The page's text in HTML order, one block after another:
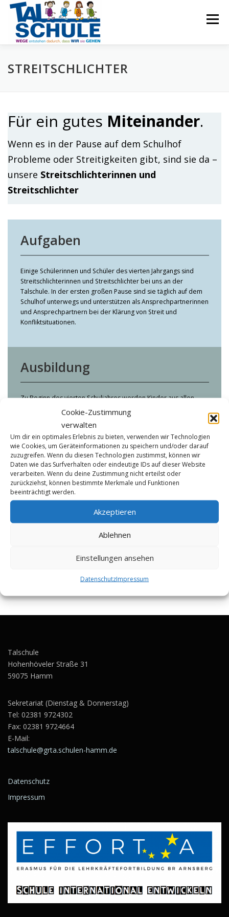
Cookie-Zustimmung
verwalten
Um dir ein optimales Erlebnis zu bieten, verwenden wir Technologien
wie Cookies, um Geräteinformationen zu speichern und/oder darauf
zuzugreifen. Wenn du diesen Technologien zustimmst, können wir
Daten wie das Surfverhalten oder eindeutige IDs auf dieser Website
verarbeiten. Wenn du deine Zustimmung nicht erteilst oder
zurückziehst, können bestimmte Merkmale und Funktionen
beeinträchtigt werden.
Akzeptieren
Ablehnen
Einstellungen ansehen
DatenschutzImpressum
Zum
springen
Menü
Start Schulprofil Schulleben
STREITSCHLICHTER
Für ein gutes Miteinander.
Wenn es in der Pause auf dem Schulhof
Probleme oder Streitigkeiten gibt, sind sie da –
unsere Streitschlichterinnen und
Streitschlichter
Aufgaben
Einige Schülerinnen und Schüler des vierten Jahrgangs sind
Streitschlichterinnen und Streitschlichter bei uns an der
Talschule. In der ersten großen Pause sind sie täglich auf dem
Schulhof unterwegs und unterstützen als Ansprechpartnerinnen
und Ansprechpartnern bei der Klärung von Streit und
Konfliktsituationen.
Ausbildung
Zu Beginn des vierten Schuljahres werden Kinder aus allen
vierten Klassen eng von unserer Schulsozialarbeiterin und
einigen Inklusionsfachkräften über mehrere Wochen hinweg zu
Streitlichterinnen und Streitschlichtern ausgebildet.
Durch theoretische Bestandteile, praktische Übungen und
Rollenspiele werden die Kinder auf die Arbeit als
Mediatorinnen und Mediatoren und auf reale
Konfliktsituationen vorbereitet. Dabei lernen sie beispielsweise
verschiedene Gesprächstechniken kennen, wie man auf
Mitschülerinnen und Mitschüler zugeht und welche
Am Ende des vierten Schuljahres erhalten unsere
Vermerk im Zeugnis als Ausbildungsnachweis.
Talschule
Hohenhöveler Straße 31
59075 Hamm
Sekretariat (Dienstag & Donnerstag)
Tel: 02381 9724302
Fax: 02381 9724664
E-Mail:
talschule@grta.schulen-hamm.de
Datenschutz
Impressum